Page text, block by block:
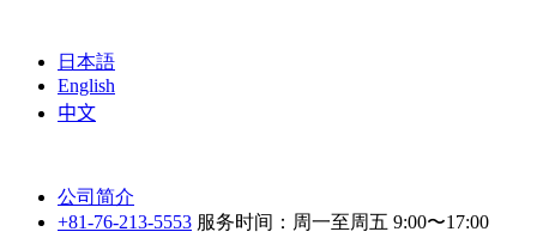
日本語
English
中文
公司简介
+81-76-213-5553 服务时间：周一至周五 9:00〜17:00